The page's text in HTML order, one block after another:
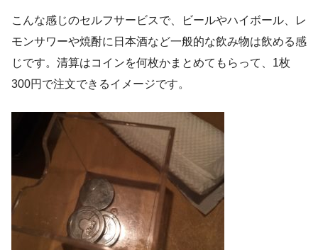
こんな感じのセルフサービスで、ビールやハイボール、レ
モンサワーや焼酎に日本酒など一般的な飲み物は飲める感
じです。清算はコインを何枚かまとめてもらって、1枚
300円で注文できるイメージです。